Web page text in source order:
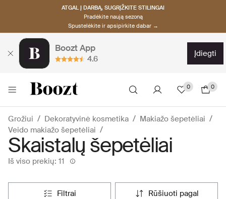
ATGAL Į DARBĄ, SUGRĮŽKITE STILINGAI
Pradėkite naują sezoną
Spustelėkite ir apsipirkite dabar →
Boozt App
4.6
įdiegti
0 0
Grožiui Dekoratyvinė kosmetika
Makiažo šepetėliai
Veido makiažo šepetėliai
Skaistalų šepetėliai
Iš viso prekių: 11
filtrai rūšiuoti pagal